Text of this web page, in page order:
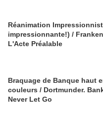
Réanimation
impressionnante!) / Frankenstein Vs.
L'Acte Préalable
Braquage de Banque haut
couleurs / Dortmunder. Bank Shot Vs.
Never Let Go